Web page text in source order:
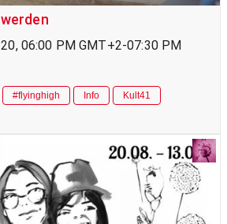
06:00 PM GMT+2-07:30 PM
#flyinghigh Info
Kult41